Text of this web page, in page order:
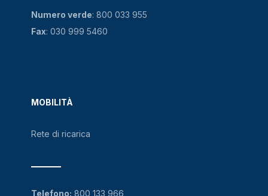
MOBILITÀ
Rete di ricarica
Numero verde: 800 033 955
Fax: 030 999 5460
Telefono: 800 133 966